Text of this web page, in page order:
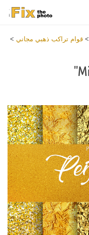
> قوام تراكب ذهبي مجاني >